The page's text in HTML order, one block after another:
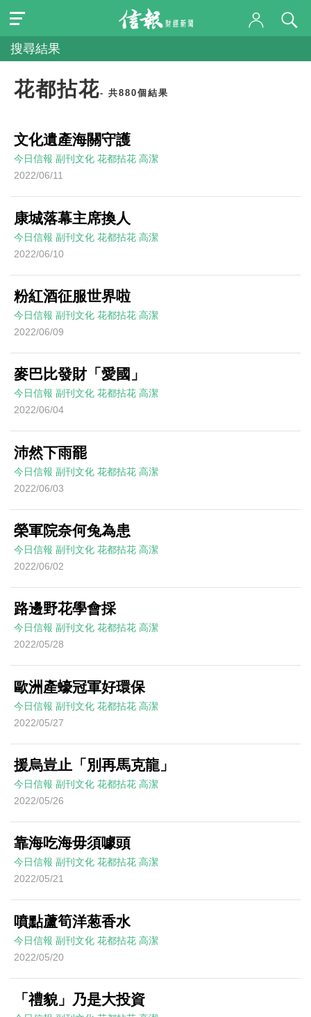
搜尋結果
花都拈花- 共880個結果
文化遺產海關守護
今日信報 副刊文化 花都拈花 高潔
2022/06/11
康城落幕主席換人
今日信報 副刊文化 花都拈花 高潔
2022/06/10
粉紅酒征服世界啦
今日信報 副刊文化 花都拈花 高潔
2022/06/09
麥巴比發財「愛國」
今日信報 副刊文化 花都拈花 高潔
2022/06/04
沛然下雨罷
今日信報 副刊文化 花都拈花 高潔
2022/06/03
榮軍院奈何兔為患
今日信報 副刊文化 花都拈花 高潔
2022/06/02
路邊野花學會採
今日信報 副刊文化 花都拈花 高潔
2022/05/28
歐洲產蠔冠軍好環保
今日信報 副刊文化 花都拈花 高潔
2022/05/27
援烏豈止「別再馬克龍」
今日信報 副刊文化 花都拈花 高潔
2022/05/26
靠海吃海毋須噱頭
今日信報 副刊文化 花都拈花 高潔
2022/05/21
噴點蘆筍洋葱香水
今日信報 副刊文化 花都拈花 高潔
2022/05/20
「禮貌」乃是大投資